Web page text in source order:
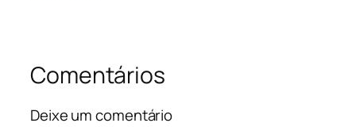
Comentários
Deixe um comentário